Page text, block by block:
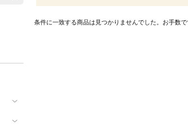
条件に一致する商品は見つかりませんでした。お手数